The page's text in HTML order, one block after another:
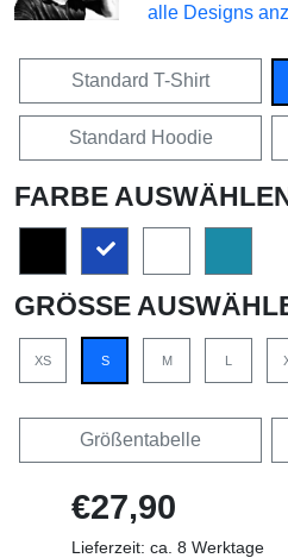
alle Designs
Standard T-Shirt
Standard Hoodie
FARBE
GRÖSSE
XS S M L
Größentabelle
€27,90
Lieferzeit: ca. 8 Werktage